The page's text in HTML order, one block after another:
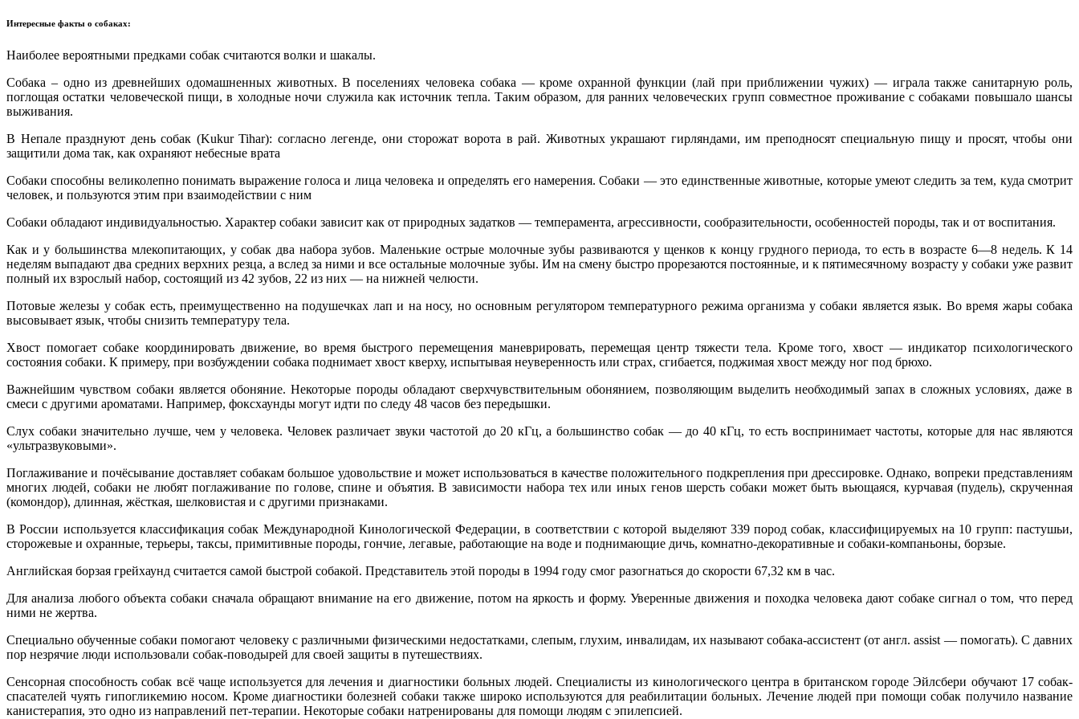
Интересные факты о собаках:
Наиболее вероятными предками собак считаются волки и шакалы.
Собака – одно из древнейших одомашненных животных. В поселениях человека собака — кроме охранной функции (лай при приближении чужих) — играла также санитарную роль,
поглощая остатки человеческой пищи, в холодные ночи служила как источник тепла. Таким образом, для ранних человеческих групп совместное проживание с собаками повышало шансы
выживания.
В Непале празднуют день собак (Kukur Tihar): согласно легенде, они сторожат ворота в рай. Животных украшают гирляндами, им преподносят специальную пищу и просят, чтобы они
защитили дома так, как охраняют небесные врата
Собаки способны великолепно понимать выражение голоса и лица человека и определять его намерения. Собаки — это единственные животные, которые умеют следить за тем, куда смотрит
человек, и пользуются этим при взаимодействии с ним
Собаки обладают индивидуальностью. Характер собаки зависит как от природных задатков — темперамента, агрессивности, сообразительности, особенностей породы, так и от воспитания.
Как и у большинства млекопитающих, у собак два набора зубов. Маленькие острые молочные зубы развиваются у щенков к концу грудного периода, то есть в возрасте 6—8 недель. К 14
неделям выпадают два средних верхних резца, а вслед за ними и все остальные молочные зубы. Им на смену быстро прорезаются постоянные, и к пятимесячному возрасту у собаки уже развит
полный их взрослый набор, состоящий из 42 зубов, 22 из них — на нижней челюсти.
Потовые железы у собак есть, преимущественно на подушечках лап и на носу, но основным регулятором температурного режима организма у собаки является язык. Во время жары собака
высовывает язык, чтобы снизить температуру тела.
Хвост помогает собаке координировать движение, во время быстрого перемещения маневрировать, перемещая центр тяжести тела. Кроме того, хвост — индикатор психологического
состояния собаки. К примеру, при возбуждении собака поднимает хвост кверху, испытывая неуверенность или страх, сгибается, поджимая хвост между ног под брюхо.
Важнейшим чувством собаки является обоняние. Некоторые породы обладают сверхчувствительным обонянием, позволяющим выделить необходимый запах в сложных условиях, даже в
смеси с другими ароматами. Например, фоксхаунды могут идти по следу 48 часов без передышки.
Слух собаки значительно лучше, чем у человека. Человек различает звуки частотой до 20 кГц, a большинство собак — до 40 кГц, то есть воспринимает частоты, которые для нас являются
«ультразвуковыми».
Поглаживание и почёсывание доставляет собакам большое удовольствие и может использоваться в качестве положительного подкрепления при дрессировке. Однако, вопреки представлениям
многих людей, собаки не любят поглаживание по голове, спине и объятия. В зависимости набора тех или иных генов шерсть собаки может быть вьющаяся, курчавая (пудель), скрученная
(комондор), длинная, жёсткая, шелковистая и с другими признаками.
В России используется классификация собак Международной Кинологической Федерации, в соответствии с которой выделяют 339 пород собак, классифицируемых на 10 групп: пастушьи,
сторожевые и охранные, терьеры, таксы, примитивные породы, гончие, легавые, работающие на воде и поднимающие дичь, комнатно-декоративные и собаки-компаньоны, борзые.
Английская борзая грейхаунд считается самой быстрой собакой. Представитель этой породы в 1994 году смог разогнаться до скорости 67,32 км в час.
Для анализа любого объекта собаки сначала обращают внимание на его движение, потом на яркость и форму. Уверенные движения и походка человека дают собаке сигнал о том, что перед
ними не жертва.
Специально обученные собаки помогают человеку с различными физическими недостатками, слепым, глухим, инвалидам, их называют собака-ассистент (от англ. assist — помогать). С давних
пор незрячие люди использовали собак-поводырей для своей защиты в путешествиях.
Сенсорная способность собак всё чаще используется для лечения и диагностики больных людей. Специалисты из кинологического центра в британском городе Эйлсбери обучают 17 собак-
спасателей чуять гипогликемию носом. Кроме диагностики болезней собаки также широко используются для реабилитации больных. Лечение людей при помощи собак получило название
канистерапия, это одно из направлений пет-терапии. Некоторые собаки натренированы для помощи людям с эпилепсией.